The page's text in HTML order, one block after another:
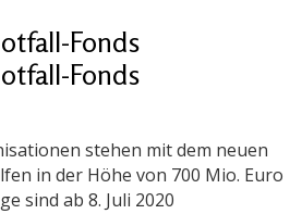
Fonds
Fonds
stehen mit dem neuen
in der Höhe von 700 Mio. Euro
sind ab 8. Juli 2020